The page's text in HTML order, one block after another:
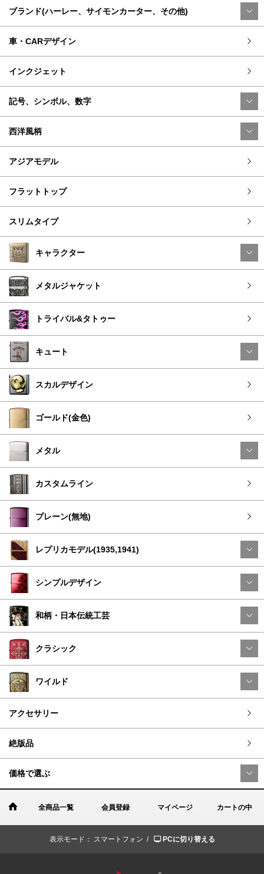
ブランド(ハーレー、サイモンカーター、その他)
車・CARデザイン
インクジェット
記号、シンボル、数字
西洋風柄
アジアモデル
フラットトップ
スリムタイプ
キャラクター
メタルジャケット
トライバル&タトゥー
キュート
スカルデザイン
ゴールド(金色)
メタル
カスタムライン
プレーン(無地)
レプリカモデル(1935,1941)
シンプルデザイン
和柄・日本伝統工芸
クラシック
ワイルド
アクセサリー
絶版品
価格で選ぶ
全商品一覧 会員登録 マイページ カートの中
表示モード： スマートフォン / PCに切り替える